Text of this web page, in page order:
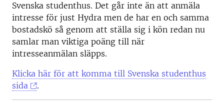
Svenska studenthus. Det går inte än att anmäla
intresse för just Hydra men de har en och samma
bostadskö så genom att ställa sig i kön redan nu
samlar man viktiga poäng till när
intresseanmälan släpps.
Klicka här för att komma till Svenska studenthus
sida
.